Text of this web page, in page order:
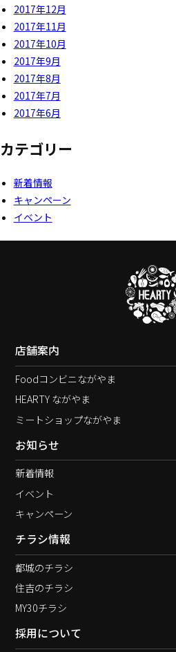
2017年12月
2017年11月
2017年10月
2017年9月
2017年8月
2017年7月
2017年6月
カテゴリー
新着情報
キャンペーン
イベント
店舗案内
Foodコンビニながやま
HEARTY ながやま
ミートショップながやま
お知らせ
新着情報
イベント
キャンペーン
チラシ情報
都城のチラシ
住吉のチラシ
MY30チラシ
採用について